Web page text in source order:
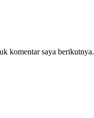
komentar saya berikutnya.